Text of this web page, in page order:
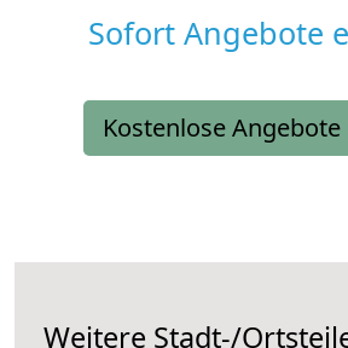
Sofort Angebote
Kostenlose
Weitere Stadt-/